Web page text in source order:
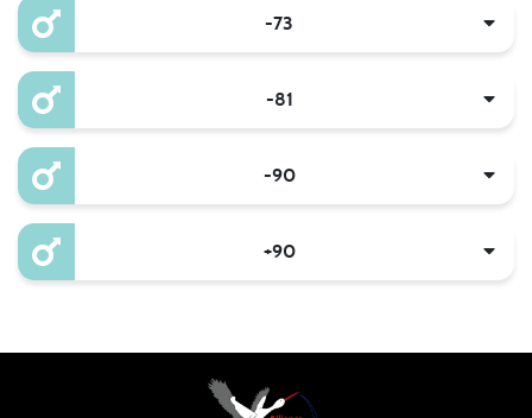
-73
-81
-90
+90